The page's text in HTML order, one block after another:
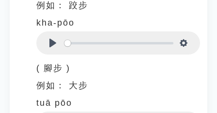
例如：
跤步
kha-pōo
( 腳步 )
例如：
大步
tuā pōo